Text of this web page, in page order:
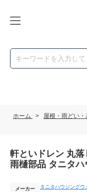
ホーム > 屋根・雨どい・
軒といドレン 丸
雨樋部品 タニタ
メーカー タニタハウジングウ